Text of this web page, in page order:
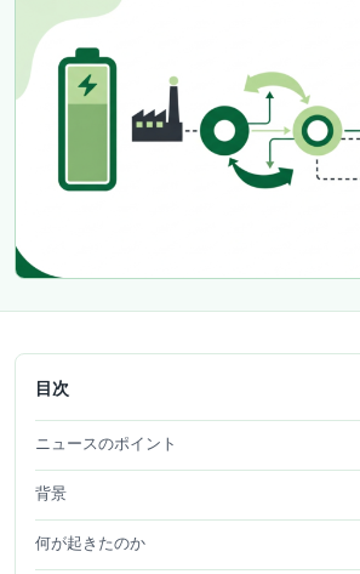
目次
ニュースのポイント
背景
何が起きたのか